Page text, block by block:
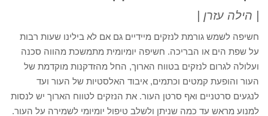
| הילה עזרן |
חשיפה לשמש גורמת לנזקים מיידיים גם אם לא בילינו שעות רבות
על שפת הים או הבריכה. חשיפה יומיומית מתמשכת מהווה סכנה
ועלולה לגרום לנזקים בטווח הארוך, החל מהזדקנות מוקדמת של
העור והופעת קמטים וכתמים, איבוד האלסטיות של העור ועד
לנגעים סרטניים ואף סרטן העור. את הנזקים לטווח הארוך יש לנסות
למנוע מראש עד כמה שניתן ולשלב טיפול יומיומי לשמירה על העור.